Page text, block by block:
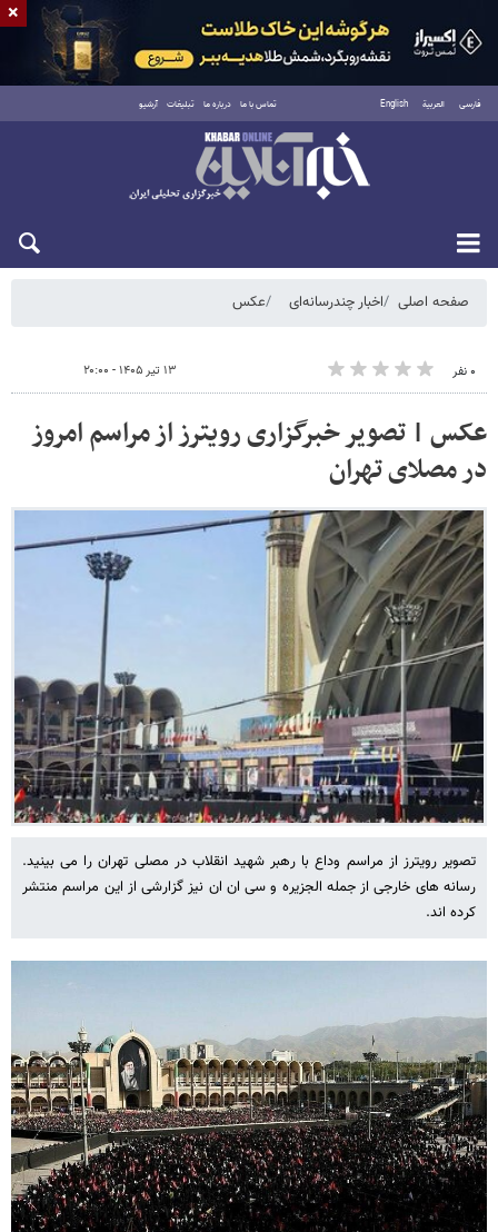
فارسی العربية English تماس با ما درباره ما تبلیغات آرشیو
شنبه ۱۷ مرداد ۱۴۰۵
صفحه اصلی اخبار چندرسانه‌ای عکس
۰ نفر ۱۳ تیر ۱۴۰۵ - ۲۰:۰۰
عکس | تصویر خبرگزاری رویترز از مراسم امروز
در مصلای تهران
تصویر رویترز از مراسم وداع با رهبر شهید انقلاب در مصلی تهران را می بینید.
رسانه های خارجی از جمله الجزیره و سی ان ان نیز گزارشی از این مراسم منتشر
کرده اند.
×